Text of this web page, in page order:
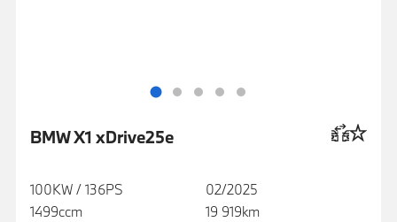
BMW X1 xDrive25e
100KW / 136PS
1499ccm
02/2025
19 919km